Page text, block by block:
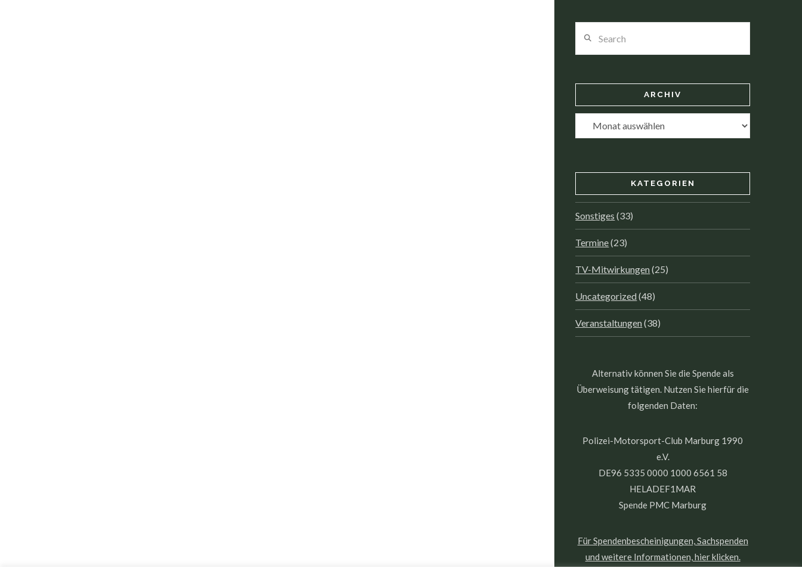
ARCHIV
Archiv
KATEGORIEN
Sonstiges (33)
Termine(23)
TV-Mitwirkungen(25)
Uncategorized(48)
Veranstaltungen(38)
Alternativ können Sie die Spende als
Überweisung tätigen. Nutzen Sie hierfür die
folgenden Daten:
Polizei-Motorsport-Club Marburg 1990
e.V.
DE96 5335 0000 1000 6561 58
HELADEF1MAR
Spende PMC Marburg
Für Spendenbescheinigungen, Sachspenden
und weitere Informationen, hier klicken.